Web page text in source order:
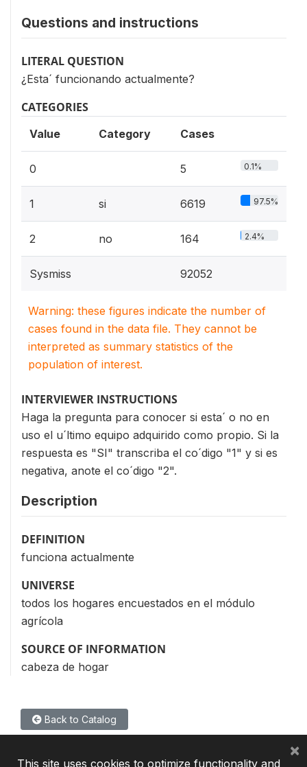
Questions and instructions
LITERAL QUESTION
¿Esta´ funcionando actualmente?
CATEGORIES
Value Category Cases
0 5 0.1%
1 si 6619 97.5%
2 no 164 2.4%
Sysmiss 92052
Warning: these figures indicate the number of
cases found in the data file. They cannot be
interpreted as summary statistics of the
population of interest.
INTERVIEWER INSTRUCTIONS
Haga la pregunta para conocer si esta´ o no en
uso el u´ltimo equipo adquirido como propio. Si la
respuesta es "SI" transcriba el co´digo "1" y si es
negativa, anote el co´digo "2".
Description
DEFINITION
funciona actualmente
UNIVERSE
todos los hogares encuestados en el módulo
agrícola
SOURCE OF INFORMATION
cabeza de hogar
Back to Catalog
This site uses cookies to optimize functionality and
×